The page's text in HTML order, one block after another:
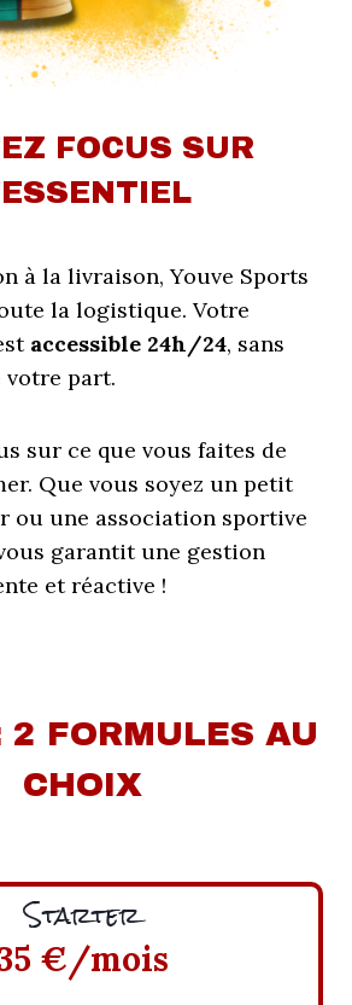
FOCUS SUR
à la livraison, Youve Sports
la logistique. Votre
accessible 24h/24, sans
part.
sur ce que vous faites de
Que vous soyez un petit
ou une association sportive
garantit une gestion
et réactive !
2 FORMULES AU
CHOIX
Starter
€/mois